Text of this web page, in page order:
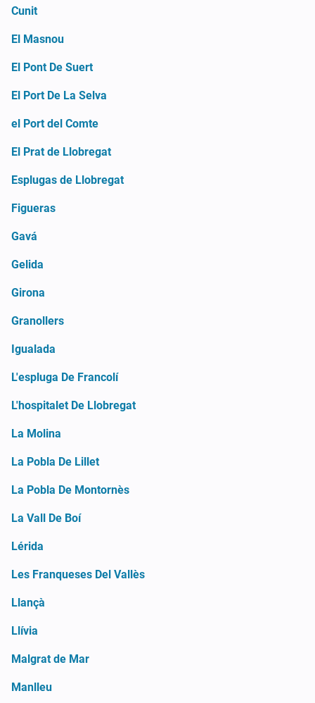
Cunit
El Masnou
El Pont De Suert
El Port De La Selva
el Port del Comte
El Prat de Llobregat
Esplugas de Llobregat
Figueras
Gavá
Gelida
Girona
Granollers
Igualada
L'espluga De Francolí
L'hospitalet De Llobregat
La Molina
La Pobla De Lillet
La Pobla De Montornès
La Vall De Boí
Lérida
Les Franqueses Del Vallès
Llançà
Llívia
Malgrat de Mar
Manlleu